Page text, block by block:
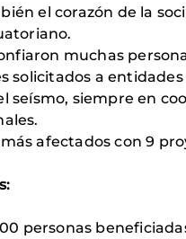
el corazón de la
muchas
solicitados a
seísmo, siempre en
afectados con 9
personas